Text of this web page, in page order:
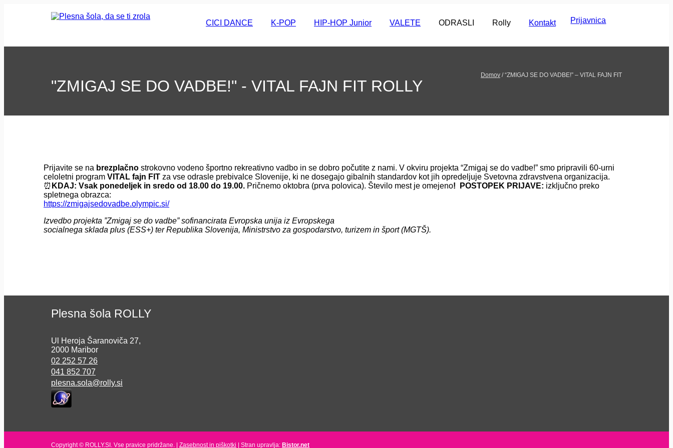
Prijavnica
CICI DANCE K-POP HIP-HOP Junior VALETE ODRASLI Rolly Kontakt
"ZMIGAJ SE DO VADBE!" - VITAL FAJN FIT ROLLY
Domov /“ZMIGAJ SE DO VADBE!” – VITAL FAJN FIT
Prijavite se na brezplačno strokovno vodeno športno rekreativno vadbo in se dobro počutite z nami. V okviru projekta “Zmigaj se do vadbe!” smo pripravili 60-urni
celoletni program VITAL fajn FIT za vse odrasle prebivalce Slovenije, ki ne dosegajo gibalnih standardov kot jih opredeljuje Svetovna zdravstvena organizacija.
⏰ KDAJ: Vsak ponedeljek in sredo od 18.00 do 19.00. Pričnemo oktobra (prva polovica). Število mest je omejeno! POSTOPEK PRIJAVE: izključno preko
spletnega obrazca:
https://zmigajsedovadbe.olympic.si/
Izvedbo projekta ”Zmigaj se do vadbe” sofinancirata Evropska unija iz Evropskega
socialnega sklada plus (ESS+) ter Republika Slovenija, Ministrstvo za gospodarstvo, turizem in šport (MGTŠ).
Plesna šola ROLLY
Ul Heroja Šaranoviča 27,
2000 Maribor
02 252 57 26
041 852 707
plesna.sola@rolly.si
Copyright © ROLLY.SI. Vse pravice pridržane. | Zasebnost in piškotki | Stran upravlja: Bistor.net